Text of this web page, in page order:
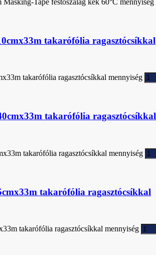
Tape festőszalag kék 60°C mennyiség
takarófólia ragasztócsíkkal
takarófólia ragasztócsíkkal mennyiség
takarófólia ragasztócsíkkal
takarófólia ragasztócsíkkal mennyiség
takarófólia ragasztócsíkkal
takarófólia ragasztócsíkkal mennyiség